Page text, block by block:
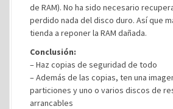
de RAM). No ha sido necesario
perdido nada del disco duro. Así que
tienda a reponer la RAM dañada.
Conclusión:
– Haz copias de seguridad de todo
– Además de las copias, ten una
particiones y uno o varios discos de
arrancables